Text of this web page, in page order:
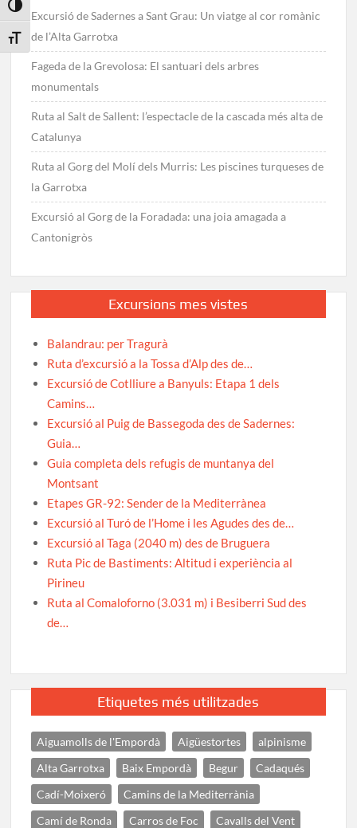
Toggle High Contrast
Toggle Font size
Excursió de Sadernes a Sant Grau: Un viatge al cor romànic
de l’Alta Garrotxa
Fageda de la Grevolosa: El santuari dels arbres
monumentals
Ruta al Salt de Sallent: l’espectacle de la cascada més alta de
Catalunya
Ruta al Gorg del Molí dels Murris: Les piscines turqueses de
la Garrotxa
Excursió al Gorg de la Foradada: una joia amagada a
Cantonigròs
Excursions mes vistes
Balandrau: per Tragurà
Ruta d’excursió a la Tossa d’Alp des de…
Excursió de Cotlliure a Banyuls: Etapa 1 dels
Camins…
Excursió al Puig de Bassegoda des de Sadernes:
Guia…
Guia completa dels refugis de muntanya del
Montsant
Etapes GR-92: Sender de la Mediterrànea
Excursió al Turó de l’Home i les Agudes des de…
Excursió al Taga (2040 m) des de Bruguera
Ruta Pic de Bastiments: Altitud i experiència al
Pirineu
Ruta al Comaloforno (3.031 m) i Besiberri Sud des
de…
Etiquetes més utilitzades
Aiguamolls de l'Empordà Aigüestortes
alpinisme
Alta Garrotxa
Baix Empordà Begur
Cadaqués
Cadí-Moixeró
Camins de la Mediterrània
Camí de Ronda
Carros de Foc
Cavalls del Vent